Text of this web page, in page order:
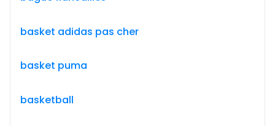
basket adidas pas cher
basket puma
basketball